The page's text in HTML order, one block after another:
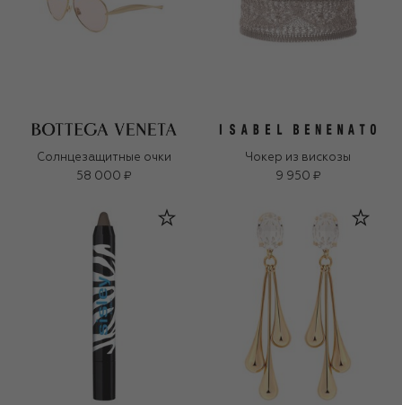
Солнцезащитные очки
58 000 ₽
Чокер из вискозы
9 950 ₽